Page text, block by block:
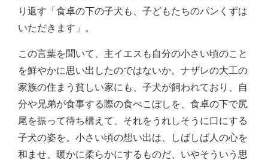
り返す「食卓の下の子犬も、子どもたちのパンくずは
いただきます」。
この言葉を聞いて、主イエスも自分の小さい頃のこと
を鮮やかに思い出したのではないか。ナザレの大工の
家族の住まう貧しい家にも、子犬が飼われており、自
分や兄弟が食事する際の食べこぼしを、食卓の下で尻
尾を振って待ち構えて、それをうれしそうに口にする
子犬の姿を。小さい頃の想い出は、しばしば人の心を
和ませ、暖かに柔らかにするものだ、いやそういう思